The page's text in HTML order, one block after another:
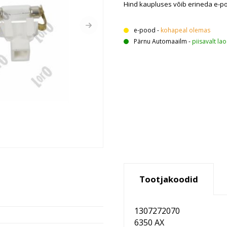
Hind kaupluses võib erineda e-
e-pood - kohapeal olemas
Pärnu Automaailm -piisavalt
Tootjakoodid
1307272070
6350 AX